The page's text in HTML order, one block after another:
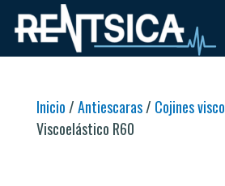
Inicio /Antiescaras/ Cojines visco
Viscoelástico R60